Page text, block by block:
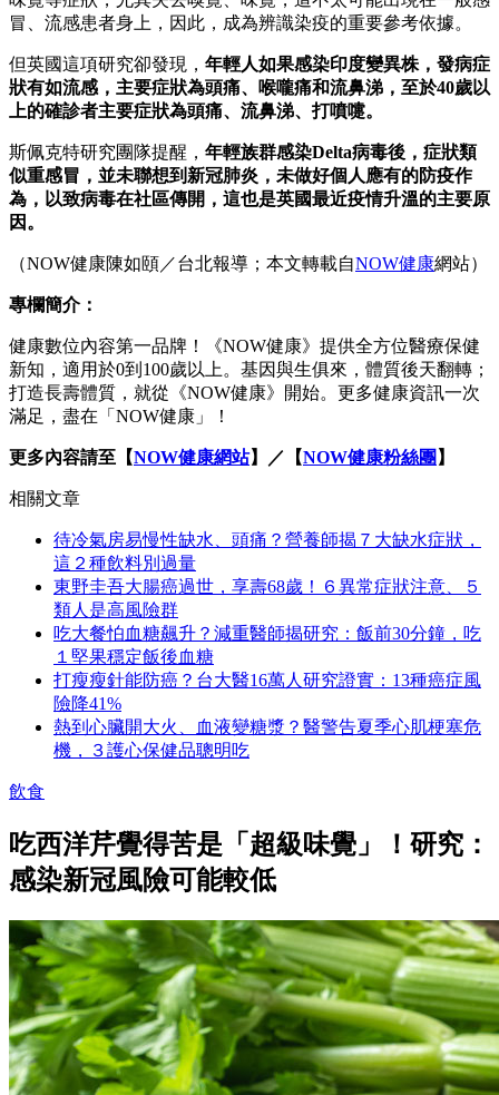
冒、流感患者身上，因此，成為辨識染疫的重要參考依據。
但英國這項研究卻發現， 年輕人如果感染印度變異株，發病症
狀有如流感，主要症狀為頭痛、喉嚨痛和流鼻涕，至於40歲以
上的確診者主要症狀為頭痛、流鼻涕、打噴嚏。
斯佩克特研究團隊提醒， 年輕族群感染Delta病毒後，症狀類
似重感冒，並未聯想到新冠肺炎，未做好個人應有的防疫作
為，以致病毒在社區傳開，這也是英國最近疫情升溫的主要原
因。
（NOW健康陳如頤／台北報導；本文轉載自NOW健康網站）
專欄簡介：
健康數位內容第一品牌！《NOW健康》提供全方位醫療保健
新知，適用於0到100歲以上。基因與生俱來，體質後天翻轉；
打造長壽體質，就從《NOW健康》開始。更多健康資訊一次
滿足，盡在「NOW健康」！
更多內容請至【NOW健康網站】／【NOW健康粉絲團 】
相關文章
待冷氣房易慢性缺水、頭痛？營養師揭７大缺水症狀，
這２種飲料別過量
東野圭吾大腸癌過世，享壽68歲！６異常症狀注意、５
類人是高風險群
吃大餐怕血糖飆升？減重醫師揭研究：飯前30分鐘，吃
１堅果穩定飯後血糖
打瘦瘦針能防癌？台大醫16萬人研究證實：13種癌症風
險降41%
熱到心臟開大火、血液變糖漿？醫警告夏季心肌梗塞危
機，３護心保健品聰明吃
飲食
吃西洋芹覺得苦是「超級味覺」！研究：
感染新冠風險可能較低